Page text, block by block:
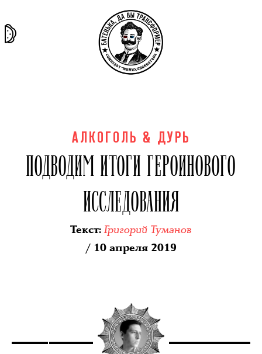
АЛКОГОЛЬ & ДУРЬ
ПОДВОДИМ ИТОГИ ГЕРОИНОВОГО
ИССЛЕДОВАНИЯ
Текст:Григорий Туманов
/ 10 апреля 2019